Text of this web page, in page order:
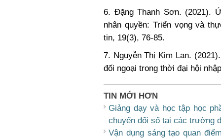
6. Đặng Thanh Sơn. (2021).
nhân quyền: Triển vọng và
tin, 19(3), 76-85.
7. Nguyễn Thị Kim Lan.
đối ngoại trong thời đại hội
TIN MỚI HƠN
Giảng dạy và học tập học
chuyển đổi số tại các trường
Vận dụng sáng tạo quan